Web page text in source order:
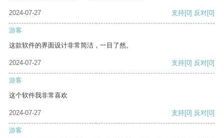
2024-07-27 支持[0] 反对[0]
游客
这款软件的界面设计非常简洁，一目了然。
2024-07-27 支持[0] 反对[0]
游客
这个软件我非常喜欢
2024-07-27 支持[0] 反对[0]
游客